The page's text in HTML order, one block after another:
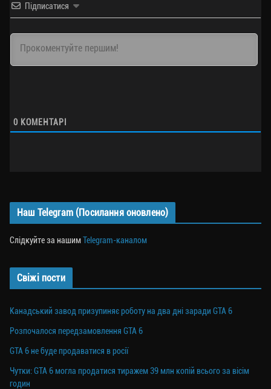
Підписатися
0 КОМЕНТАРІ
Наш Telegram (Посилання оновлено)
Слідкуйте за нашимTelegram-каналом
Свіжі пости
Канадський завод призупиняє роботу на два дні заради GTA 6
Розпочалося передзамовлення GTA 6
GTA 6 не буде продаватися в росії
Чутки: GTA 6 могла продатися тиражем 39 млн копій всього за вісім
годин